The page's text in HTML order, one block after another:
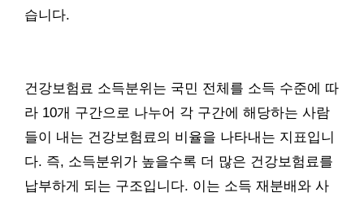
습니다.
건강보험료 소득분위는 국민 전체를 소득 수준에 따
라 10개 구간으로 나누어 각 구간에 해당하는 사람
들이 내는 건강보험료의 비율을 나타내는 지표입니
다. 즉, 소득분위가 높을수록 더 많은 건강보험료를
납부하게 되는 구조입니다. 이는 소득 재분배와 사